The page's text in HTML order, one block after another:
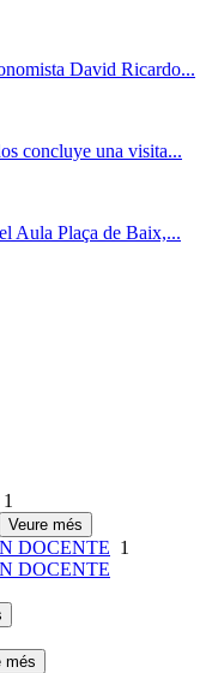
David Ricardo...
concluye una visita...
Aula Plaça de Baix,...
1
Veure més
DOCENTE 1
DOCENTE
més